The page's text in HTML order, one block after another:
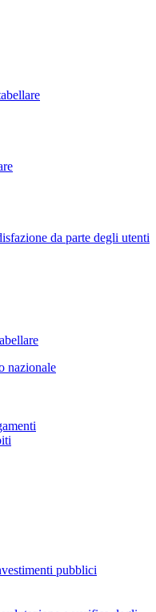
da parte degli utenti
nazionale
pubblici